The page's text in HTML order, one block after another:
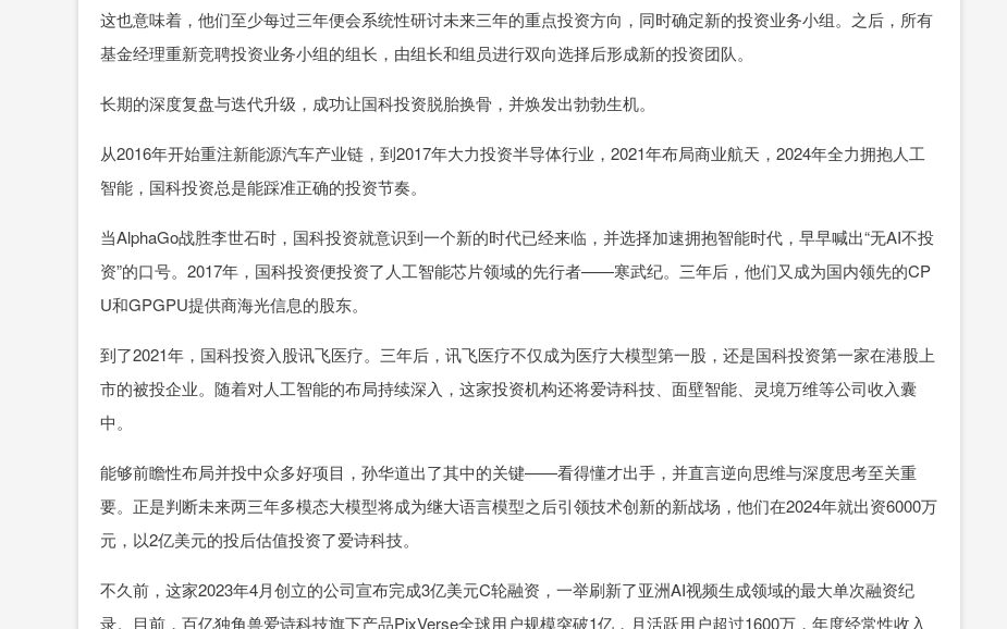
这也意味着，他们至少每过三年便会系统性研讨未来三年的重点投资方向，同时确定新的投资业务小组。之后，所有
基金经理重新竞聘投资业务小组的组长，由组长和组员进行双向选择后形成新的投资团队。
长期的深度复盘与迭代升级，成功让国科投资脱胎换骨，并焕发出勃勃生机。
从2016年开始重注新能源汽车产业链，到2017年大力投资半导体行业，2021年布局商业航天，2024年全力拥抱人工
智能，国科投资总是能踩准正确的投资节奏。
当AlphaGo战胜李世石时，国科投资就意识到一个新的时代已经来临，并选择加速拥抱智能时代，早早喊出“无AI不投
资”的口号。2017年，国科投资便投资了人工智能芯片领域的先行者——寒武纪。三年后，他们又成为国内领先的CP
U和GPGPU提供商海光信息的股东。
到了2021年，国科投资入股讯飞医疗。三年后，讯飞医疗不仅成为医疗大模型第一股，还是国科投资第一家在港股上
市的被投企业。随着对人工智能的布局持续深入，这家投资机构还将爱诗科技、面壁智能、灵境万维等公司收入囊
中。
能够前瞻性布局并投中众多好项目，孙华道出了其中的关键——看得懂才出手，并直言逆向思维与深度思考至关重
要。正是判断未来两三年多模态大模型将成为继大语言模型之后引领技术创新的新战场，他们在2024年就出资6000万
元，以2亿美元的投后估值投资了爱诗科技。
不久前，这家2023年4月创立的公司宣布完成3亿美元C轮融资，一举刷新了亚洲AI视频生成领域的最大单次融资纪
录。目前，百亿独角兽爱诗科技旗下产品PixVerse全球用户规模突破1亿，月活跃用户超过1600万，年度经常性收入